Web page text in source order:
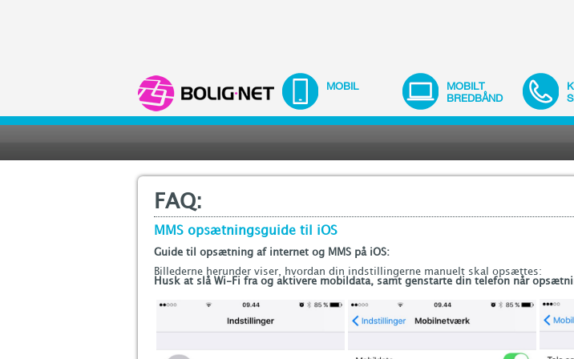
MOBIL
MOBILT
BREDBÅND
FAQ:
MMS opsætningsguide til iOS
Guide til opsætning af internet og MMS på iOS:
Billederne herunder viser, hvordan din indstillingerne manuelt skal opsættes:
Husk at slå Wi-Fi fra og aktivere mobildata, samt genstarte din telefon når